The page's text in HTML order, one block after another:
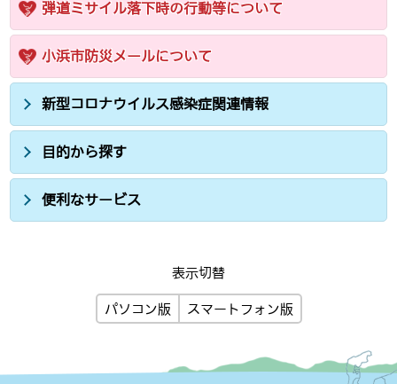
弾道ミサイル落下時の行動等について
小浜市防災メールについて
新型コロナウイルス感染症関連情報
目的から探す
便利なサービス
表示切替
パソコン版 スマートフォン版